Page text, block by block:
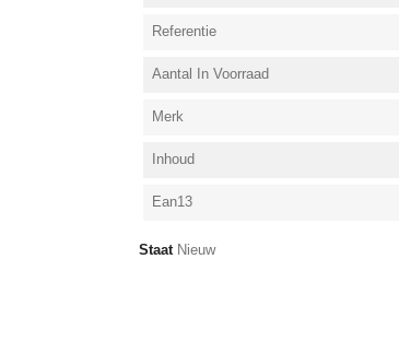
Referentie
Aantal In Voorraad
Merk
Inhoud
Ean13
Staat Nieuw